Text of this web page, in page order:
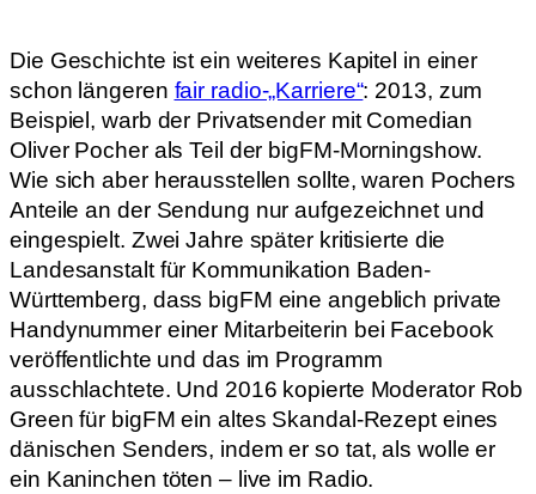
Die Geschichte ist ein weiteres Kapitel in einer
schon längeren fair radio-„Karriere“: 2013, zum
Beispiel, warb der Privatsender mit Comedian
Oliver Pocher als Teil der bigFM-Morningshow.
Wie sich aber herausstellen sollte, waren Pochers
Anteile an der Sendung nur aufgezeichnet und
eingespielt. Zwei Jahre später kritisierte die
Landesanstalt für Kommunikation Baden-
Württemberg, dass bigFM eine angeblich private
Handynummer einer Mitarbeiterin bei Facebook
veröffentlichte und das im Programm
ausschlachtete. Und 2016 kopierte Moderator Rob
Green für bigFM ein altes Skandal-Rezept eines
dänischen Senders, indem er so tat, als wolle er
ein Kaninchen töten – live im Radio.